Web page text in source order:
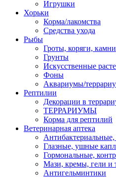
Игрушки
Хорьки
Корма/лакомства
Средства ухода
Рыбы
Гроты, коряги, камни
Грунты
Искусственные
Фоны
Аквариумы/
Рептилии
Декорации в
ТЕРРАРИУМЫ
Корма для рептилий
Ветеринарная аптека
Глазные, ушные
Гормональные,
Мази, кремы, гели и
Антигельминтики